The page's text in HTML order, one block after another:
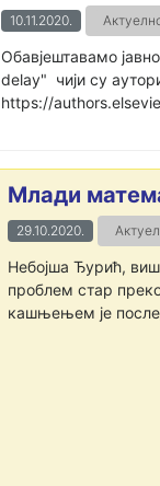
10.11.2020.
Обавјештавамо
delay" чији су
https://
Млади
29.10.2020.
Небојша Ђурић,
проблем стар
кашњењем je